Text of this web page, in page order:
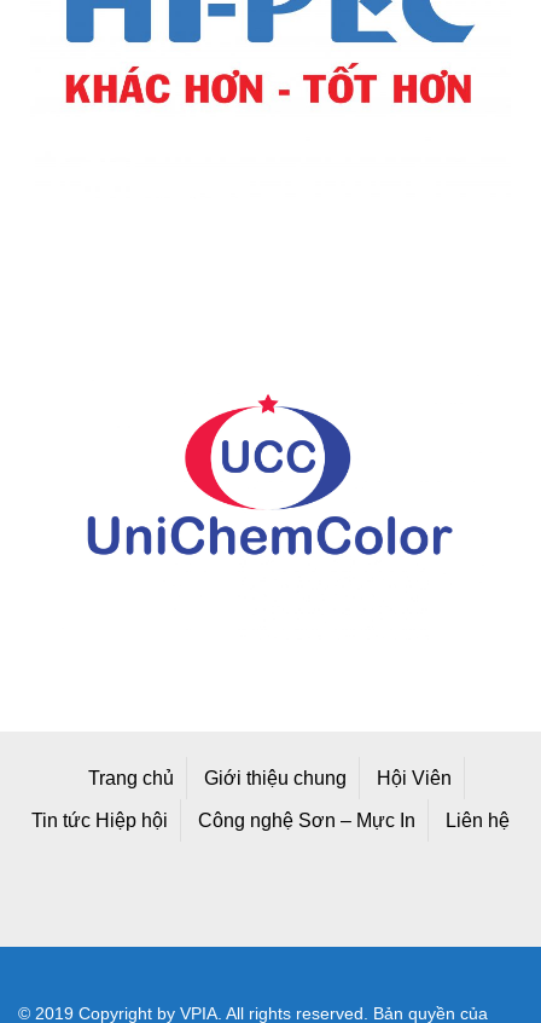
Trang chủ Giới thiệu chung Hội Viên
Tin tức Hiệp hội Công nghệ Sơn – Mực In Liên hệ
© 2019 Copyright by VPIA. All rights reserved. Bản quyền của